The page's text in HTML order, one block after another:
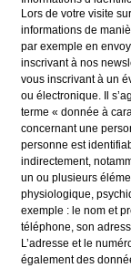
Lors de votre visite
informations de
par exemple en
inscrivant à nos
vous inscrivant à un
ou électronique. Il
terme « donnée à
concernant une
personne est
indirectement,
un ou plusieurs
physiologique,
exemple : le nom et
téléphone, son
L’adresse et le
également des